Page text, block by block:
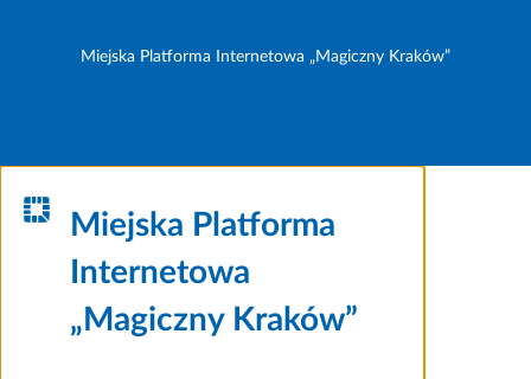
Miejska Platforma Internetowa „Magiczny Kraków”
Miejska Platforma
Internetowa
„Magiczny Kraków”